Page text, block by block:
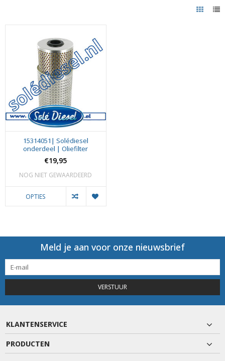
15314051| Solédiesel
onderdeel | Oliefilter
€19,95
NOG NIET GEWAARDEERD
OPTIES
Meld je aan voor onze nieuwsbrief
VERSTUUR
KLANTENSERVICE
PRODUCTEN